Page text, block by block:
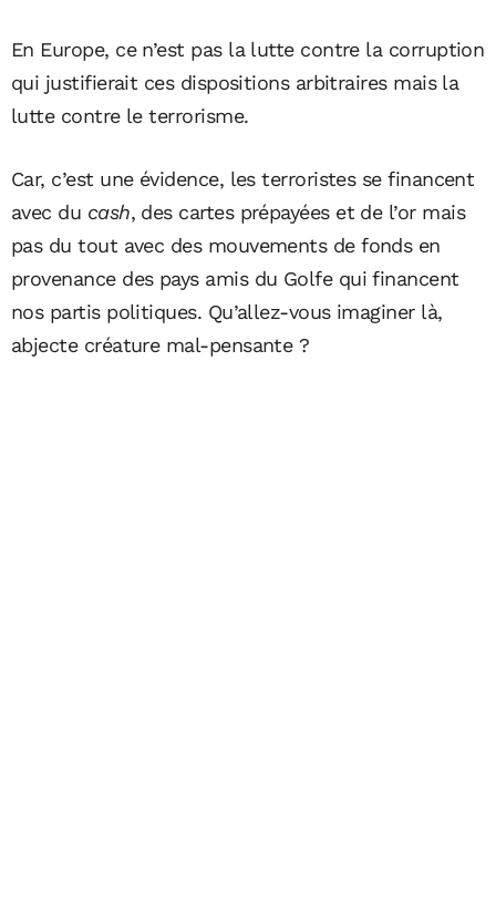
En Europe, ce n’est pas la lutte contre la corruption
qui justifierait ces dispositions arbitraires mais la
lutte contre le terrorisme.
Car, c’est une évidence, les terroristes se financent
avec du cash, des cartes prépayées et de l’or mais
pas du tout avec des mouvements de fonds en
provenance des pays amis du Golfe qui financent
nos partis politiques. Qu’allez-vous imaginer là,
abjecte créature mal-pensante ?